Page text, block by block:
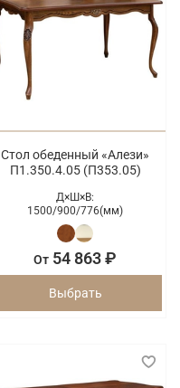
Стол обеденный «Алези»
П1.350.4.05 (П353.05)
Д×Ш×В:
1500/900/776(мм)
От 54 863 ₽
Выбрать